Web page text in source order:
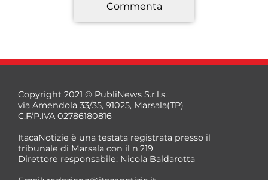
*
Commenta
Copyright 2021 © PubliNews S.r.l.s.
via Amendola 33/35, 91025, Marsala(TP)
C.F/P.IVA 02786180816
ItacaNotizie è una testata registrata presso il
tribunale di Marsala con il n.219
Direttore responsabile: Nicola Baldarotta